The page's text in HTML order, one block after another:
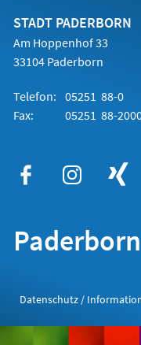
STADT PADERBORN
Am Hoppenhof 33
33104 Paderborn
Telefon: 05251 88-0
Fax:
05251 88-
Datenschutz /